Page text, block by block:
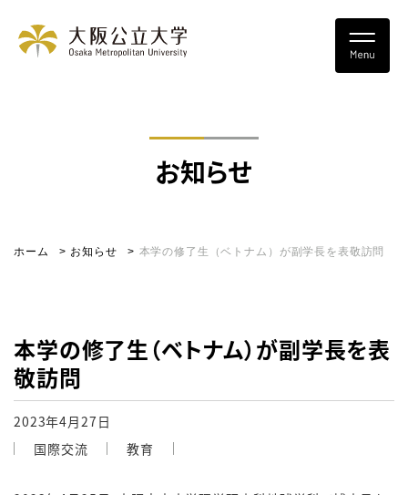
お知らせ
ホーム お知らせ 本学の修了生（ベトナム）が副学長を表敬訪問
本学の修了生（ベトナム）が副学長を表
敬訪問
2023年4月27日
国際交流
教育